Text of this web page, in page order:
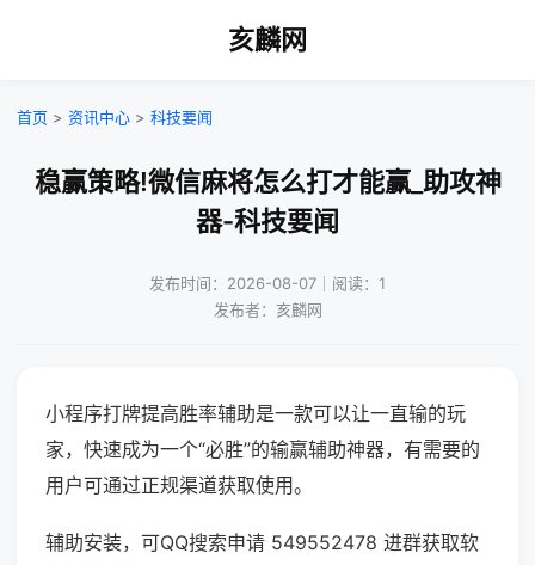
亥麟网
首页 > 资讯中心 > 科技要闻
稳赢策略!微信麻将怎么打才能赢_助攻神
器-科技要闻
发布时间：2026-08-07｜阅读：1
发布者：亥麟网
小程序打牌提高胜率辅助是一款可以让一直输的玩
家，快速成为一个“必胜”的输赢辅助神器，有需要的
用户可通过正规渠道获取使用。
辅助安装，可QQ搜索申请 549552478 进群获取软